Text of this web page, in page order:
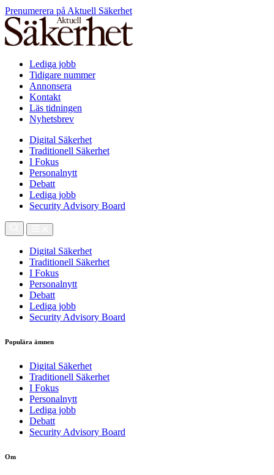
Prenumerera på Aktuell Säkerhet
Lediga jobb
Tidigare nummer
Annonsera
Kontakt
Läs tidningen
Nyhetsbrev
Digital Säkerhet
Traditionell Säkerhet
I Fokus
Personalnytt
Debatt
Lediga jobb
Security Advisory Board
Digital Säkerhet
Traditionell Säkerhet
I Fokus
Personalnytt
Debatt
Lediga jobb
Security Advisory Board
Populära ämnen
Digital Säkerhet
Traditionell Säkerhet
I Fokus
Personalnytt
Lediga jobb
Debatt
Security Advisory Board
Om